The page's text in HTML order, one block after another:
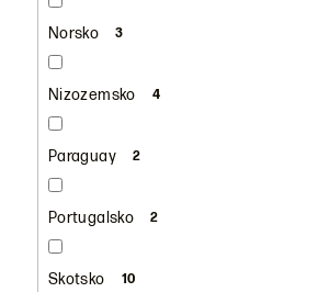
Norsko 3
Nizozemsko 4
Paraguay 2
Portugalsko 2
Skotsko 10